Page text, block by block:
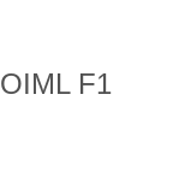
F1